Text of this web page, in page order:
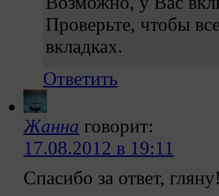
Проверьте, чтобы
вкладках.
Ответить
Жанна говорит:
17.08.2012 в 19:11
Спасибо за ответ,